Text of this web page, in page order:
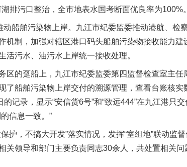
排污口整治，全市地表水国考断面优良率为100%。
船舶污染物上岸。九江市纪委监委推动港航、检
机制，加强对辖区港口码头船舶污染物接收能力
活污水、油污水上岸统一接收处理。
的趸船上，九江市纪委监委第四监督检查室主任
了船舶污染物上岸交付的溯源管理，查看台账核实
记录，显示“安信货6号”和“致远444”在九江港只
信息一致。”
，不搞大开发”落实情况，发挥“室组地”联动监
关领导和部门主要负责同志30余人，共处置相关